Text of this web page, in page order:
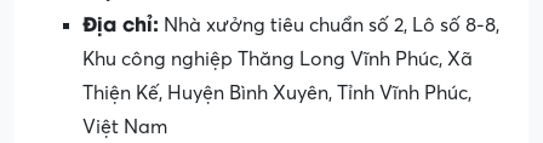
Địa chỉ: Nhà xưởng tiêu chuẩn số 2, Lô số 8-8,
Khu công nghiệp Thăng Long Vĩnh Phúc, Xã
Thiện Kế, Huyện Bình Xuyên, Tỉnh Vĩnh Phúc,
Việt Nam